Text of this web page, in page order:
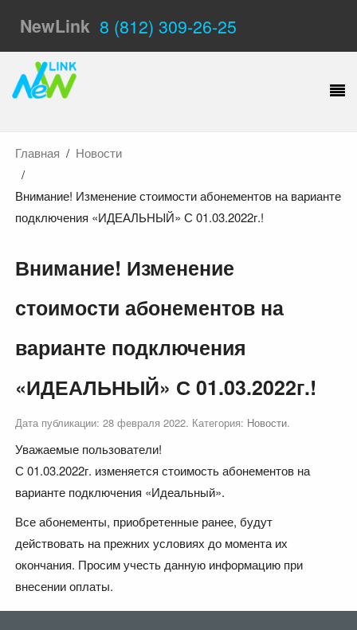
NewLink 8 (812) 309-26-25
Главная Новости
Внимание! Изменение стоимости абонементов на варианте
подключения «ИДЕАЛЬНЫЙ» С 01.03.2022г.!
Внимание! Изменение
стоимости абонементов на
варианте подключения
«ИДЕАЛЬНЫЙ» С 01.03.2022г.!
Дата публикации: 28 февраля 2022. Категория: Новости.
Уважаемые пользователи!
С 01.03.2022г. изменяется стоимость абонементов на
варианте подключения «Идеальный».
Все абонементы, приобретенные ранее, будут
действовать на прежних условиях до момента их
окончания. Просим учесть данную информацию при
внесении оплаты.